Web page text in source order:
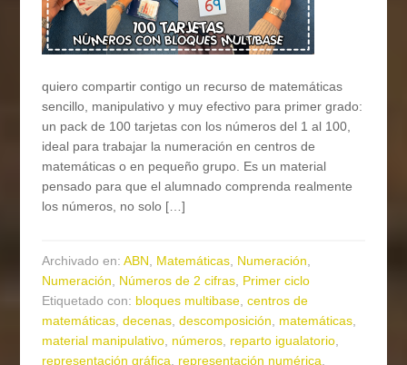
quiero compartir contigo un recurso de matemáticas
sencillo, manipulativo y muy efectivo para primer grado:
un pack de 100 tarjetas con los números del 1 al 100,
ideal para trabajar la numeración en centros de
matemáticas o en pequeño grupo. Es un material
pensado para que el alumnado comprenda realmente
los números, no solo […]
Archivado en:ABN, Matemáticas, Numeración,
Numeración, Números de 2 cifras, Primer ciclo
Etiquetado con: bloques multibase,centros de
matemáticas,decenas,descomposición, matemáticas,
material manipulativo, números, reparto igualatorio,
representación gráfica, representación numérica,